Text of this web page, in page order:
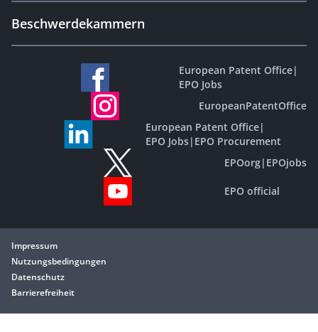
Beschwerdekammern
European Patent Office|
EPO Jobs
EuropeanPatentOffice
European Patent Office|
EPO Jobs| EPO Procurement
EPOorg| EPOjobs
EPO official
Impressum
Nutzungsbedingungen
Datenschutz
Barrierefreiheit